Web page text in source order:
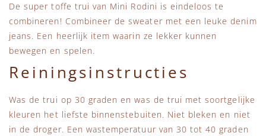
De super toffe trui van Mini Rodini is eindeloos te
combineren! Combineer de sweater met een leuke denim
jeans. Een heerlijk item waarin ze lekker kunnen
bewegen en spelen.
Reiningsinstructies
Was de trui op 30 graden en was de trui met soortgelijke
kleuren het liefste binnenstebuiten. Niet bleken en niet
in de droger. Een wastemperatuur van 30 tot 40 graden